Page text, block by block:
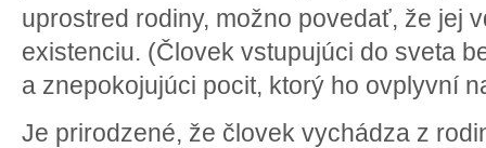
uprostred rodiny, možno povedať, že jej
existenciu. (Človek vstupujúci do sveta
a znepokojujúci pocit, ktorý ho ovplyvní
Je prirodzené, že človek vychádza z